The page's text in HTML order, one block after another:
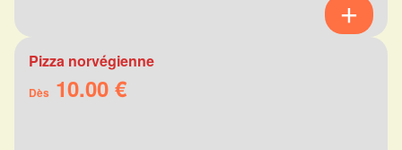
Pizza norvégienne
Dès 10.00 €